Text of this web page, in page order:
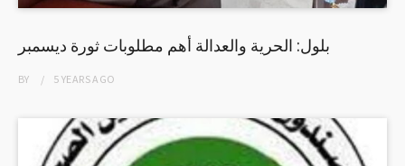
بلول: الحرية والعدالة أهم مطلوبات ثورة ديسمبر
BY 5 YEARSAGO